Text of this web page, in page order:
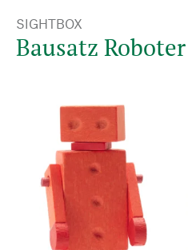
SIGHTBOX
Bausatz Roboter